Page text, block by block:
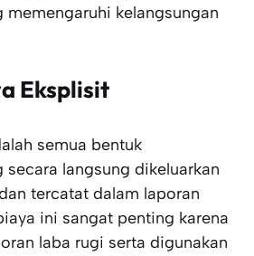
memengaruhi kelangsungan
Eksplisit
semua bentuk
secara langsung dikeluarkan
tercatat dalam laporan
ini sangat penting karena
laba rugi serta digunakan